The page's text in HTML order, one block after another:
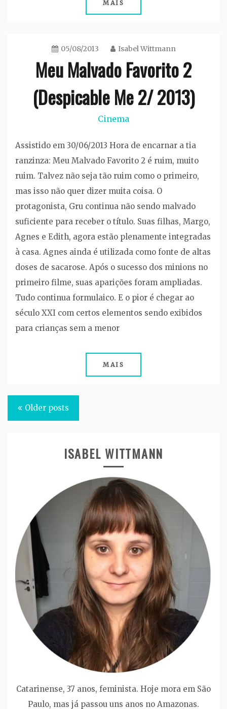
MAIS
05/08/2013 Isabel Wittmann
Meu Malvado Favorito 2
(Despicable Me 2/ 2013)
Cinema
Assistido em 30/06/2013 Hora de encarnar a tia
ranzinza: Meu Malvado Favorito 2 é ruim, muito
ruim. Talvez não seja tão ruim como o primeiro,
mas isso não quer dizer muita coisa. O
protagonista, Gru continua não sendo malvado
suficiente para receber o título. Suas filhas, Margo,
Agnes e Edith, agora estão plenamente integradas
à casa. Agnes ainda é utilizada como fonte de altas
doses de sacarose. Após o sucesso dos minions no
primeiro filme, suas aparições foram ampliadas.
Tudo continua formulaico. E o pior é chegar ao
século XXI com certos elementos sendo exibidos
para crianças sem a menor
MAIS
Posts
navigation
Older posts
ISABEL WITTMANN
Catarinense, 37 anos, feminista. Hoje mora em São
Paulo, mas já passou uns anos no Amazonas.